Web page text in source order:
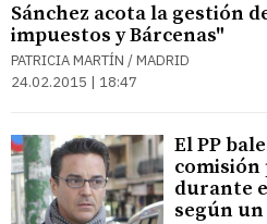
Sánchez acota la gestión
impuestos y Bárcenas"
PATRICIA MARTÍN / MADRID
24.02.2015 | 18:47
El PP
comisión
durante
según